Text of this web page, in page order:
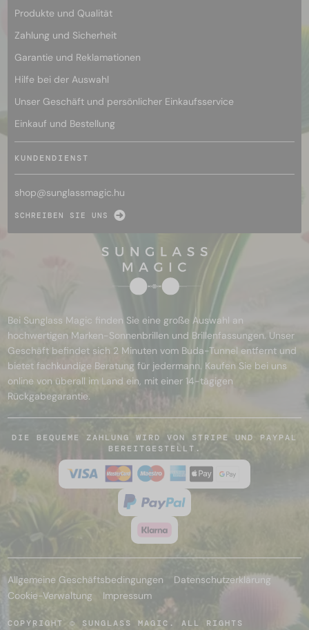
Produkte und Qualität
Zahlung und Sicherheit
Garantie und Reklamationen
Hilfe bei der Auswahl
Unser Geschäft und persönlicher Einkaufsservice
Einkauf und Bestellung
KUNDENDIENST
shop@sunglassmagic.hu
SCHREIBEN SIE UNS
Bei Sunglass Magic finden Sie eine große Auswahl an
hochwertigen Marken-Sonnenbrillen und Brillenfassungen. Unser
Geschäft befindet sich 2 Minuten vom Buda-Tunnel entfernt und
bietet fachkundige Beratung für jedermann. Kaufen Sie bei uns
online von überall im Land ein, mit einer 14-tägigen
Rückgabegarantie.
DIE BEQUEME ZAHLUNG WIRD VON STRIPE UND PAYPAL
BEREITGESTELLT.
Allgemeine Geschäftsbedingungen
Datenschutzerklärung
Cookie-Verwaltung
Impressum
COPYRIGHT © SUNGLASS MAGIC. ALL RIGHTS